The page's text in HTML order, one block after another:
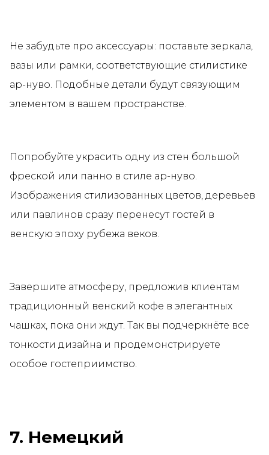
Не забудьте про аксессуары: поставьте зеркала,
вазы или рамки, соответствующие стилистике
ар-нуво. Подобные детали будут связующим
элементом в вашем пространстве.
Попробуйте украсить одну из стен большой
фреской или панно в стиле ар-нуво.
Изображения стилизованных цветов, деревьев
или павлинов сразу перенесут гостей в
венскую эпоху рубежа веков.
Завершите атмосферу, предложив клиентам
традиционный венский кофе в элегантных
чашках, пока они ждут. Так вы подчеркнёте все
тонкости дизайна и продемонстрируете
особое гостеприимство.
7. Немецкий